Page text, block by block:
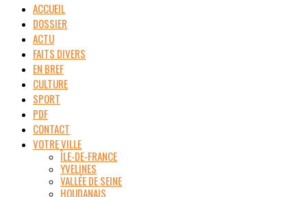
ACCUEIL
DOSSIER
ACTU
FAITS DIVERS
EN BREF
CULTURE
SPORT
PDF
CONTACT
VOTRE VILLE
ÎLE-DE-FRANCE
YVELINES
VALLÉE DE SEINE
HOUDANAIS